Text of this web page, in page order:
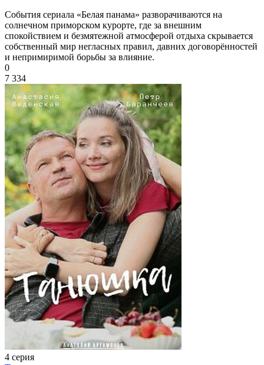
События сериала «Белая панама» разворачиваются на
солнечном приморском курорте, где за внешним
спокойствием и безмятежной атмосферой отдыха скрывается
собственный мир негласных правил, давних договорённостей
и непримиримой борьбы за влияние.
0
7 334
4 серия